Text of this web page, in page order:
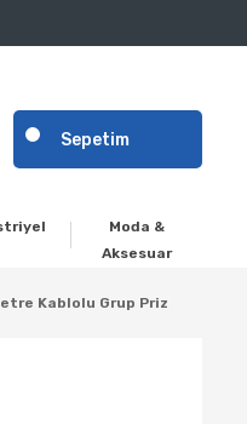
Sepetim
Moda &
Aksesuar
Kablolu Grup Priz